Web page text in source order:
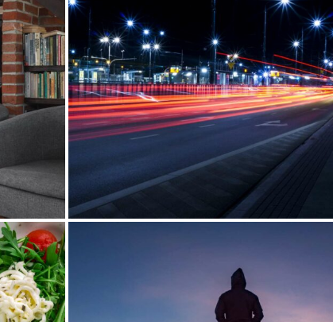
Objects 22 septembre 2016